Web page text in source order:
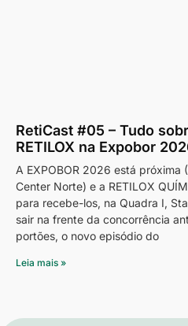
RetiCast #05 – Tudo
RETILOX na Expobor
A EXPOBOR 2026 está próxima
Center Norte) e a RETILOX
para recebe-los, na Quadra I,
sair na frente da concorrência
portões, o novo episódio do
Leia mais »